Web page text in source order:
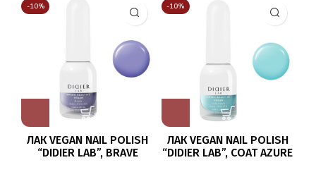
-10%
ЛАК VEGAN NAIL POLISH
“DIDIER LAB”, BRAVE
-10%
ЛАК VEGAN NAIL POLISH
“DIDIER LAB”, COAT AZURE